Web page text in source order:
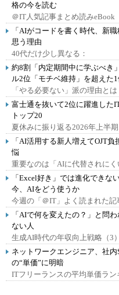
格の今を読む
＠IT人気記事まとめ読みeBook
「AIがコードを書く時代、新
思う理由
40代だけ少し異なる：
約8割「内定期間中に学ぶべ
ル2位「モチベ維持」を超えた1
「やる必要ない」派の理由とは
富士通を抜いて2位に躍進し
トップ20
夏休みに振り返る2026年上半期
「AI活用する新人増えてOJT
悩
重要なのは「AIに代替されにく
「Excel好き」では進化できな
今、AIをどう使うか
今週の「＠IT」よく読まれた記
「AIで何を変えたの？」と問
ない人
生成AI時代の年収向上戦略（3
ネットワークエンジニア、社
の“単価”に明暗
ITフリーランスの平均単価ラン